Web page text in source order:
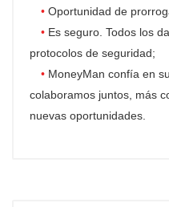
Oportunidad de
Es seguro. Todos los
protocolos de seguridad;
MoneyMan confía en
colaboramos juntos, más
nuevas oportunidades.